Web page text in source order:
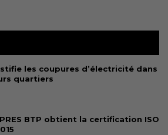
les coupures d’électricité dans
quartiers
BTP obtient la certification ISO